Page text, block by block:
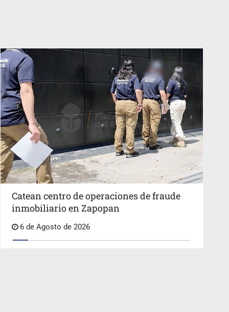
Catean centro de operaciones de fraude
inmobiliario en Zapopan
6 de Agosto de 2026